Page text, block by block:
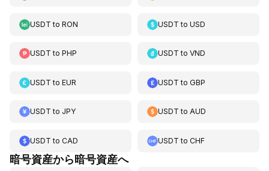
USDT to RON USDT toUSD
USDT to PHP USDT toVND
USDT to EUR USDT toGBP
USDT to JPY USDT toAUD
USDT to CAD USDT toCHF
暗号資産から暗号資産へ